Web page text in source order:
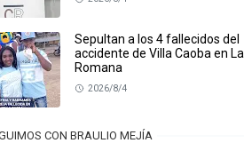
Sepultan a los 4 fallecidos del
accidente de Villa Caoba en La
Romana
2026/8/4
CON BRAULIO MEJÍA